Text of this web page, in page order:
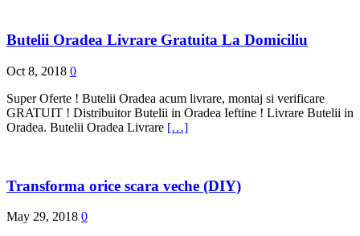
Butelii Oradea Livrare Gratuita La Domiciliu
Oct 8, 2018 0
Super Oferte ! Butelii Oradea acum livrare, montaj si verificare
GRATUIT ! Distribuitor Butelii in Oradea Ieftine ! Livrare Butelii in
Oradea. Butelii Oradea Livrare […]
Transforma orice scara veche (DIY)
May 29, 2018 0